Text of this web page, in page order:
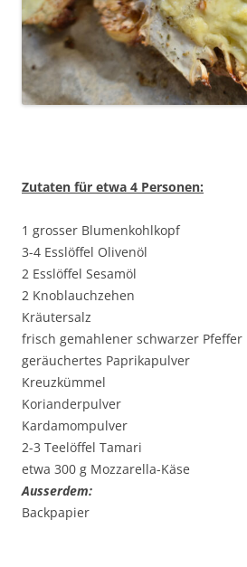
Zutaten für etwa 4 Personen:
1 grosser Blumenkohlkopf
3-4 Esslöffel Olivenöl
2 Esslöffel Sesamöl
2 Knoblauchzehen
Kräutersalz
frisch gemahlener schwarzer Pfeffer
geräuchertes Paprikapulver
Kreuzkümmel
Korianderpulver
Kardamompulver
2-3 Teelöffel Tamari
etwa 300 g Mozzarella-Käse
Ausserdem:
Backpapier